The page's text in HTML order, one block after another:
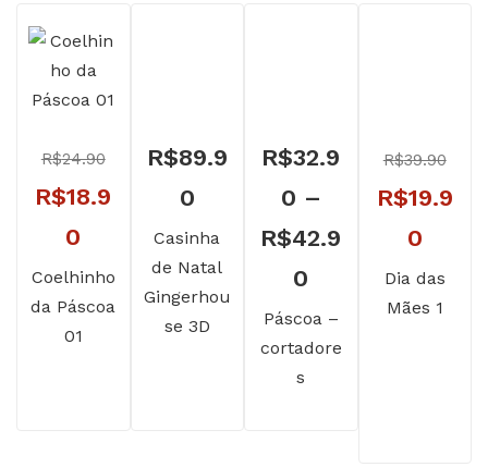
R$24.90
O
preço
original
era:
R$18.9
0
preço
atual
Coelhinho
da Páscoa
01
R$89.9
0
Casinha
de Natal
Gingerhou
se 3D
R$32.9
0 –
R$42.9
0
de
preço:
Páscoa –
cortadore
s
R$39.90
O
preço
original
era:
R$19.9
0O
preço
atual
Dia das
Mães 1